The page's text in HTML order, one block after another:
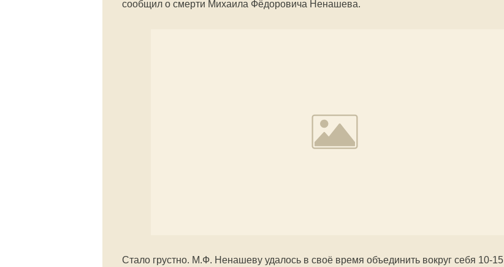
сообщил о смерти Михаила Фёдоровича Ненашева.
Стало грустно. М.Ф. Ненашеву удалось в своё время объединить вокруг себя 10-15